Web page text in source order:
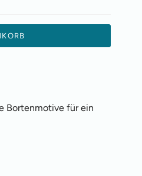
Bortenmotive für ein